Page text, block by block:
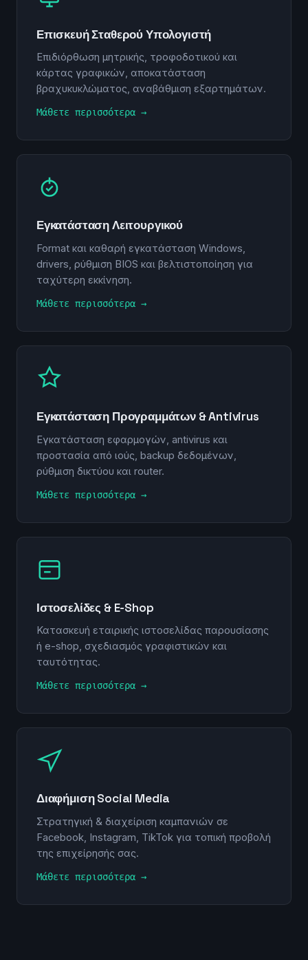
Επισκευή Σταθερού Υπολογιστή
Επιδιόρθωση μητρικής, τροφοδοτικού και
κάρτας γραφικών, αποκατάσταση
βραχυκυκλώματος, αναβάθμιση εξαρτημάτων.
Μάθετε περισσότερα →
Εγκατάσταση Λειτουργικού
Format και καθαρή εγκατάσταση Windows,
drivers, ρύθμιση BIOS και βελτιστοποίηση για
ταχύτερη εκκίνηση.
Μάθετε περισσότερα →
Εγκατάσταση Προγραμμάτων & Antivirus
Εγκατάσταση εφαρμογών, antivirus και
προστασία από ιούς, backup δεδομένων,
ρύθμιση δικτύου και router.
Μάθετε περισσότερα →
Ιστοσελίδες & E-Shop
Κατασκευή εταιρικής ιστοσελίδας παρουσίασης
ή e-shop, σχεδιασμός γραφιστικών και
ταυτότητας.
Μάθετε περισσότερα →
Διαφήμιση Social Media
Στρατηγική & διαχείριση καμπανιών σε
Facebook, Instagram, TikTok για τοπική προβολή
της επιχείρησής σας.
Μάθετε περισσότερα →